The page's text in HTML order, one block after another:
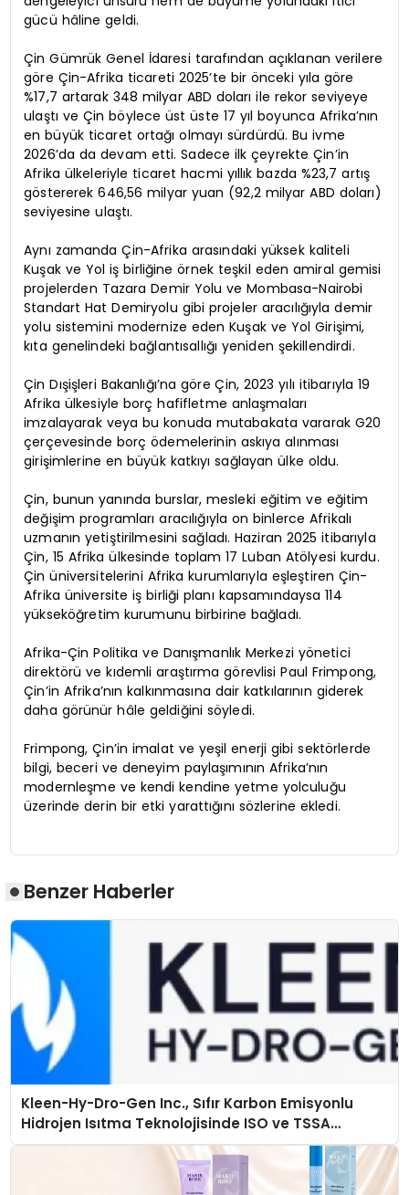
gücü hâline geldi.
Çin Gümrük Genel İdaresi tarafından açıklanan verilere
göre Çin-Afrika ticareti 2025’te bir önceki yıla göre
%17,7 artarak 348 milyar ABD doları ile rekor seviyeye
ulaştı ve Çin böylece üst üste 17 yıl boyunca Afrika’nın
en büyük ticaret ortağı olmayı sürdürdü. Bu ivme
2026’da da devam etti. Sadece ilk çeyrekte Çin’in
Afrika ülkeleriyle ticaret hacmi yıllık bazda %23,7 artış
göstererek 646,56 milyar yuan (92,2 milyar ABD doları)
seviyesine ulaştı.
Aynı zamanda Çin-Afrika arasındaki yüksek kaliteli
Kuşak ve Yol iş birliğine örnek teşkil eden amiral gemisi
projelerden Tazara Demir Yolu ve Mombasa-Nairobi
Standart Hat Demiryolu gibi projeler aracılığıyla demir
yolu sistemini modernize eden Kuşak ve Yol Girişimi,
kıta genelindeki bağlantısallığı yeniden şekillendirdi.
Çin Dışişleri Bakanlığı’na göre Çin, 2023 yılı itibarıyla 19
Afrika ülkesiyle borç hafifletme anlaşmaları
imzalayarak veya bu konuda mutabakata vararak G20
çerçevesinde borç ödemelerinin askıya alınması
girişimlerine en büyük katkıyı sağlayan ülke oldu.
Çin, bunun yanında burslar, mesleki eğitim ve eğitim
değişim programları aracılığıyla on binlerce Afrikalı
uzmanın yetiştirilmesini sağladı. Haziran 2025 itibarıyla
Çin, 15 Afrika ülkesinde toplam 17 Luban Atölyesi kurdu.
Çin üniversitelerini Afrika kurumlarıyla eşleştiren Çin-
Afrika üniversite iş birliği planı kapsamındaysa 114
yükseköğretim kurumunu birbirine bağladı.
Afrika-Çin Politika ve Danışmanlık Merkezi yönetici
direktörü ve kıdemli araştırma görevlisi Paul Frimpong,
Çin’in Afrika’nın kalkınmasına dair katkılarının giderek
daha görünür hâle geldiğini söyledi.
Frimpong, Çin’in imalat ve yeşil enerji gibi sektörlerde
bilgi, beceri ve deneyim paylaşımının Afrika’nın
modernleşme ve kendi kendine yetme yolculuğu
üzerinde derin bir etki yarattığını sözlerine ekledi.
Benzer Haberler
Kleen-Hy-Dro-Gen Inc., Sıfır Karbon Emisyonlu
Hidrojen Isıtma Teknolojisinde ISO ve TSSA
Düzenleyici Onaylarını Aldı